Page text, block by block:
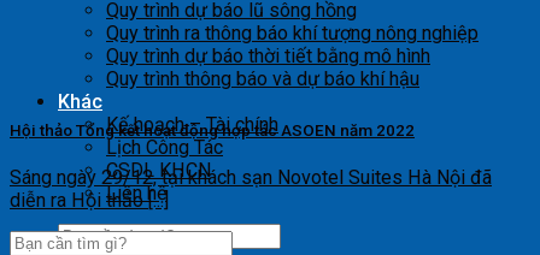
Quy trình dự báo lũ sông hồng
Quy trình ra thông báo khí tượng nông nghiệp
Quy trình dự báo thời tiết bằng mô hình
Quy trình thông báo và dự báo khí hậu
Khác
Kế hoạch – Tài chính
Lịch Công Tác
CSDL KHCN
Liên hệ
Hội thảo Tổng kết hoạt động hợp tác ASOEN năm 2022
Sáng ngày 29/12, tại khách sạn Novotel Suites Hà Nội đã
diễn ra Hội thảo [...]